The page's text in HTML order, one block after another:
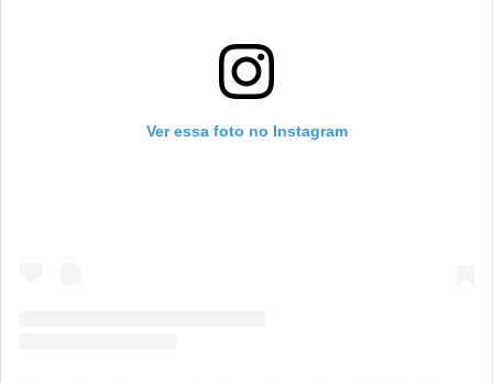
Ver essa foto no Instagram